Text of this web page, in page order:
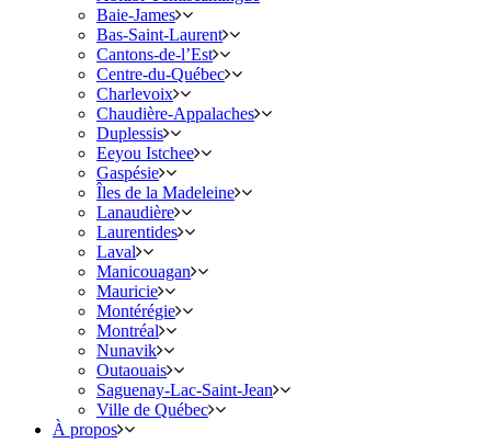
Baie-James
Bas-Saint-Laurent
Cantons-de-l’Est
Centre-du-Québec
Charlevoix
Chaudière-Appalaches
Duplessis
Eeyou Istchee
Gaspésie
Îles de la Madeleine
Lanaudière
Laurentides
Laval
Manicouagan
Mauricie
Montérégie
Montréal
Nunavik
Outaouais
Saguenay-Lac-Saint-Jean
Ville de Québec
À propos